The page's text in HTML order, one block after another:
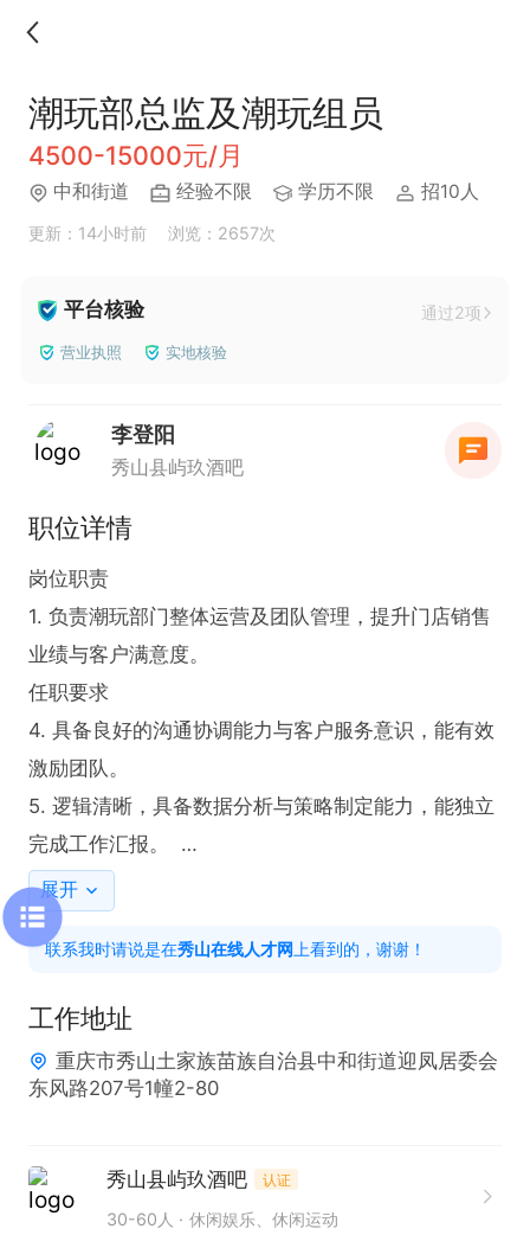
潮玩部总监及潮玩组员
4500-15000元/月
中和街道 经验不限 学历不限 招10人
更新：14小时前 浏览：2657次
平台核验 通过2项
营业执照 实地核验
李登阳
秀山县屿玖酒吧
职位详情
岗位职责
1. 负责潮玩部门整体运营及团队管理，提升门店销售
业绩与客户满意度。
任职要求
4. 具备良好的沟通协调能力与客户服务意识，能有效
激励团队。
5. 逻辑清晰，具备数据分析与策略制定能力，能独立
完成工作汇报。
6. 对潮流文化有高度热情，能快速适应快节奏的工作
环境。
展开
联系我时请说是在秀山在线人才网 上看到的，谢谢！
工作地址
重庆市秀山土家族苗族自治县中和街道迎凤居委会
东风路207号1幢2-80
秀山县屿玖酒吧 认证
30-60人 休闲娱乐、休闲运动